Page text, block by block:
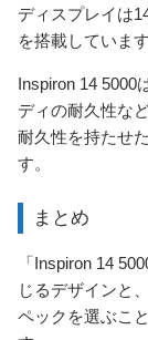
ディスプレイは
を搭載しています
Inspiron 14 5000
ディの耐久性な
耐久性を持たせ
す。
まとめ
「Inspiron 14
じるデザインと
ペックを選ぶこ